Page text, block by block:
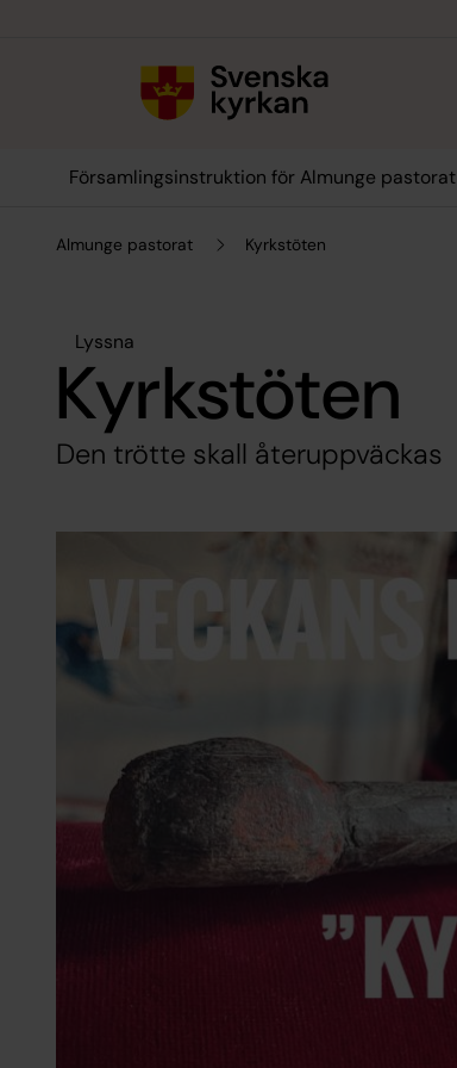
Församlingsinstruktion för Almunge pastorat
Almunge pastorat Kyrkstöten
Lyssna
Kyrkstöten
Den trötte skall återuppväckas